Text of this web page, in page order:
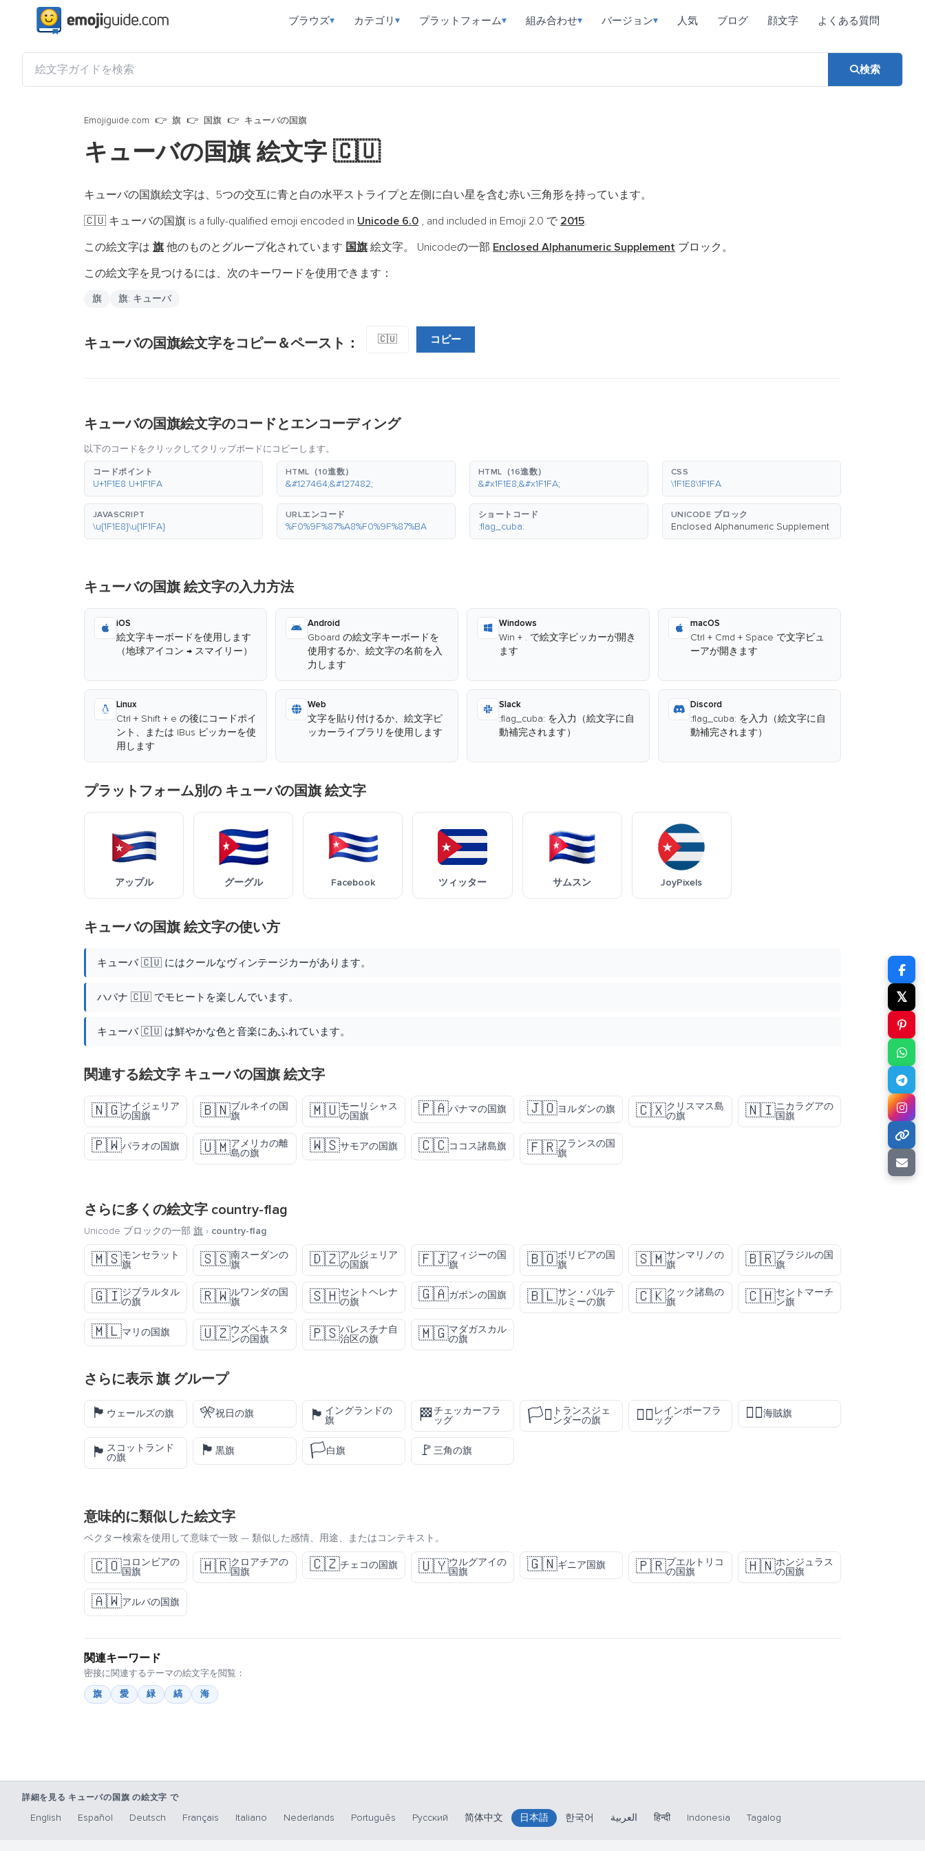
ブラウズ▾ カテゴリ ▾ プラットフォーム▾ 組み合わせ▾ バージョン▾ 人気 ブログ 顔文字 よくある質問
検索
Emojiguide.com 旗 国旗 キューバの国旗
キューバの国旗 絵文字 🇨🇺
キューバの国旗絵文字は、5つの交互に青と白の水平ストライプと左側に白い星を含む赤い三角形を持っています。
🇨🇺 キューバの国旗 is a fully-qualified emoji encoded in Unicode 6.0 , and included in Emoji 2.0 で 2015.
この絵文字は 旗 他のものとグループ化されています 国旗 絵文字。 Unicodeの一部 Enclosed Alphanumeric Supplement ブロック。
この絵文字を見つけるには、次のキーワードを使用できます：
旗 旗: キューバ
キューバの国旗絵文字をコピー＆ペースト： 🇨🇺 コピー
キューバの国旗絵文字のコードとエンコーディング
以下のコードをクリックしてクリップボードにコピーします。
コードポイント
U+1F1E8 U+1F1FA
HTML（10進数）
&#127464;&#127482;
HTML（16進数）
&#x1F1E8;&#x1F1FA;
CSS
\1F1E8\1F1FA
JAVASCRIPT
\u{1F1E8}\u{1F1FA}
URLエンコード
%F0%9F%87%A8%F0%9F%87%BA
ショートコード
:flag_cuba:
UNICODE ブロック
Enclosed Alphanumeric Supplement
キューバの国旗 絵文字の入力方法
iOS
絵文字キーボードを使用します
（地球アイコン → スマイリー）
Android
Gboard の絵文字キーボードを
使用するか、絵文字の名前を入
力します
Windows
Win + . で絵文字ピッカーが開き
ます
macOS
Ctrl + Cmd + Space で文字ビュ
ーアが開きます
Linux
Ctrl + Shift + e の後にコードポイ
ント、または IBus ピッカーを使
用します
Web
文字を貼り付けるか、絵文字ピ
ッカーライブラリを使用します
Slack
:flag_cuba: を入力（絵文字に自
動補完されます）
Discord
:flag_cuba: を入力（絵文字に自
動補完されます）
プラットフォーム別の キューバの国旗 絵文字
アップル グーグル Facebook ツィッター サムスン JoyPixels
キューバの国旗 絵文字の使い方
キューバ 🇨🇺 にはクールなヴィンテージカーがあります。
ハバナ 🇨🇺 でモヒートを楽しんでいます。
キューバ 🇨🇺 は鮮やかな色と音楽にあふれています。
関連する絵文字 キューバの国旗 絵文字
🇳🇬ナイジェリア
の国旗
🇧🇳ブルネイの国
旗
🇲🇺モーリシャス
の国旗
🇵🇦パナマの国旗 🇯🇴ヨルダンの旗 🇨🇽クリスマス島
の旗
🇳🇮ニカラグアの
国旗
🇵🇼パラオの国旗 🇺🇲アメリカの離
島の旗
🇼🇸サモアの国旗 🇨🇨ココス諸島旗 🇫🇷フランスの国
旗
さらに多くの絵文字 country-flag
Unicode ブロックの一部 旗 › country-flag
🇲🇸モンセラット
旗
🇸🇸南スーダンの
旗
🇩🇿アルジェリア
の国旗
🇫🇯フィジーの国
旗
🇧🇴ボリビアの国
旗
🇸🇲サンマリノの
旗
🇧🇷ブラジルの国
旗
🇬🇮ジブラルタル
の旗
🇷🇼ルワンダの国
旗
🇸🇭セントヘレナ
の旗
🇬🇦ガボンの国旗 🇧🇱サン・バルテ
ルミーの旗
🇨🇰クック諸島の
旗
🇨🇭セントマーチ
ン旗
🇲🇱マリの国旗 🇺🇿ウズベキスタ
ンの国旗
🇵🇸パレスチナ自
治区の旗
🇲🇬マダガスカル
の旗
さらに表示 旗グループ
🏴󠁧󠁢󠁷󠁬󠁳󠁿 ウェールズの旗 🎌祝日の旗 🏴󠁧󠁢󠁥󠁮󠁧󠁿 イングランドの
旗
🏁チェッカーフラ
ッグ
🏳️‍⚧️ トランスジェ
ンダーの旗
🏳️‍🌈 レインボーフラ
ッグ
🏴‍☠️海賊旗
🏴󠁧󠁢󠁳󠁣󠁴󠁿 スコットランド
の旗
🏴黒旗 🏳️白旗 🚩 三角の旗
意味的に類似した絵文字
ベクター検索を使用して意味で一致 — 類似した感情、用途、またはコンテキスト。
🇨🇴コロンビアの
国旗
🇭🇷クロアチアの
国旗
🇨🇿チェコの国旗 🇺🇾ウルグアイの
国旗
🇬🇳ギニア国旗 🇵🇷プエルトリコ
の国旗
🇭🇳ホンジュラス
の国旗
🇦🇼アルバの国旗
関連キーワード
密接に関連するテーマの絵文字を閲覧：
旗
愛 緑 縞 海
𝕏
詳細を見る キューバの国旗 の絵文字 で
English Español Deutsch Français Italiano Nederlands Português Русский 简体中文 日本語 한국어 العربية हिन्दी Indonesia Tagalog